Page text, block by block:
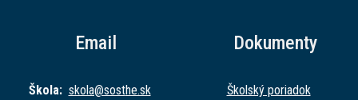
Email
Škola: skola@sosthe.sk
Dokumenty
Školský poriadok